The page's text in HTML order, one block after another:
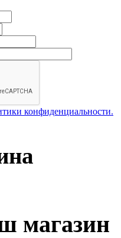
конфиденциальности.
магазин